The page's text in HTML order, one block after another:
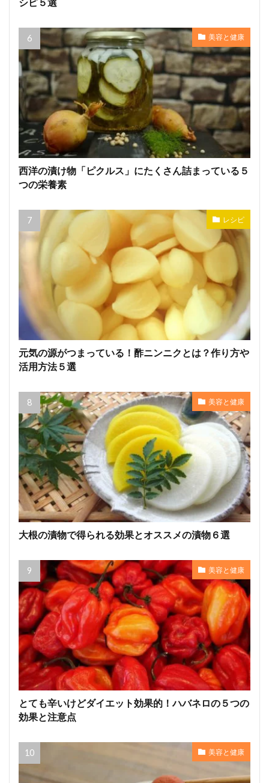
シピ５選
美容と健康
西洋の漬け物「ピクルス」にたくさん詰まっている５
つの栄養素
レシピ
元気の源がつまっている！酢ニンニクとは？作り方や
活用方法５選
美容と健康
大根の漬物で得られる効果とオススメの漬物６選
美容と健康
とても辛いけどダイエット効果的！ハバネロの５つの
効果と注意点
美容と健康